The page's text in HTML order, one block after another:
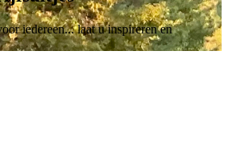
iedereen... laat u inspireren en